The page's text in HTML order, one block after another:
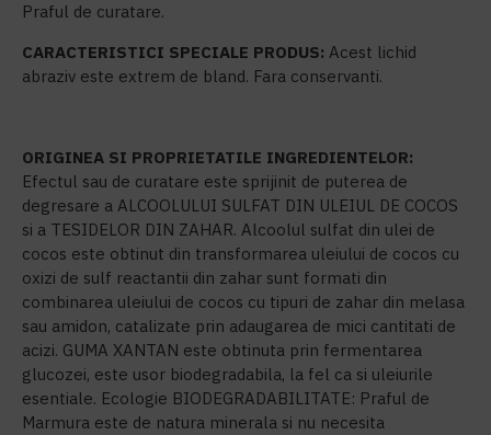
Praful de curatare.
CARACTERISTICI SPECIALE PRODUS: Acest lichid
abraziv este extrem de bland. Fara conservanti.
ORIGINEA SI PROPRIETATILE INGREDIENTELOR:
Efectul sau de curatare este sprijinit de puterea de
degresare a ALCOOLULUI SULFAT DIN ULEIUL DE COCOS
si a TESIDELOR DIN ZAHAR. Alcoolul sulfat din ulei de
cocos este obtinut din transformarea uleiului de cocos cu
oxizi de sulf reactantii din zahar sunt formati din
combinarea uleiului de cocos cu tipuri de zahar din melasa
sau amidon, catalizate prin adaugarea de mici cantitati de
acizi. GUMA XANTAN este obtinuta prin fermentarea
glucozei, este usor biodegradabila, la fel ca si uleiurile
esentiale. Ecologie BIODEGRADABILITATE: Praful de
Marmura este de natura minerala si nu necesita